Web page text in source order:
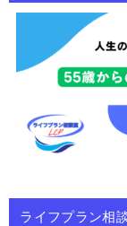
ライフプラン相